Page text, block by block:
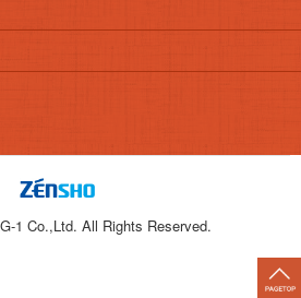
1 Co.,Ltd. All Rights Reserved.